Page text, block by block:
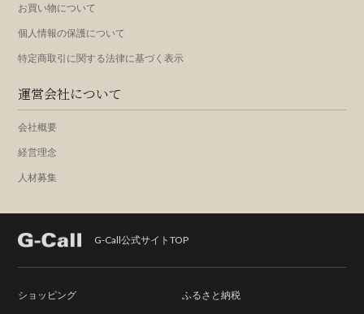
お買い物について
個人情報の保護について
特定商取引に関する法律に基づく表示
運営会社について
会社概要
経営理念
人材募集
G-Call公式サイトTOP
ショッピング ふるさと納税